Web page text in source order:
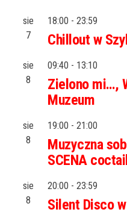
sie
7
18:00 - 23:59
Chillout w
sie
8
09:40 - 13:10
Zielono mi…,
Muzeum
sie
8
19:00 - 21:00
Muzyczna
SCENA
sie
8
20:00 - 23:59
Silent Disco